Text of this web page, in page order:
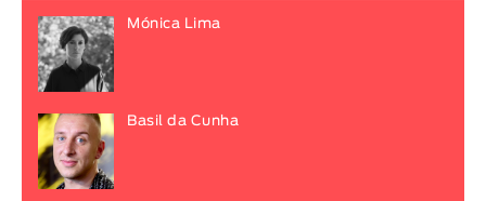
Mónica Lima
Basil da Cunha